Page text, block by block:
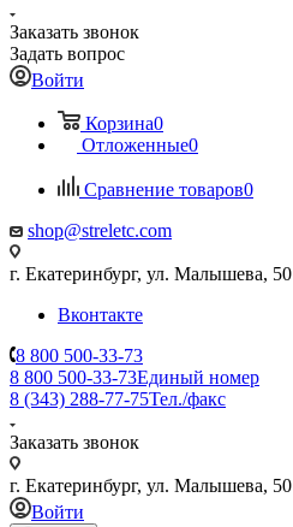
Заказать звонок
Задать вопрос
Войти
Корзина0
Отложенные0
Сравнение товаров0
shop@streletc.com
г. Екатеринбург, ул. Малышева, 50
Вконтакте
8 800 500-33-73
8 800 500-33-73Единый номер
8 (343) 288-77-75Тел./факс
Заказать звонок
г. Екатеринбург, ул. Малышева, 50
Войти